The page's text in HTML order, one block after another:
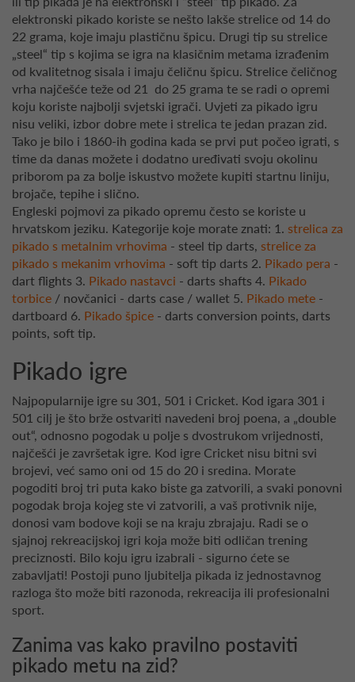
elektronski pikado koriste se nešto lakše strelice od 14 do
22 grama, koje imaju plastičnu špicu. Drugi tip su strelice
„steel“ tip s kojima se igra na klasičnim metama izrađenim
od kvalitetnog sisala i imaju čeličnu špicu. Strelice čeličnog
vrha najčešće teže od 21 do 25 grama te se radi o opremi
koju koriste najbolji svjetski igrači. Uvjeti za pikado igru
nisu veliki, izbor dobre mete i strelica te jedan prazan zid.
Tako je bilo i 1860-ih godina kada se prvi put počeo igrati, s
time da danas možete i dodatno uređivati svoju okolinu
priborom pa za bolje iskustvo možete kupiti startnu liniju,
brojače, tepihe i slično.
Engleski pojmovi za pikado opremu često se koriste u
hrvatskom jeziku. Kategorije koje morate znati: 1. strelica za
pikado s metalnim vrhovima - steel tip darts, strelice za
pikado s mekanim vrhovima - soft tip darts 2. Pikado pera -
dart flights 3. Pikado nastavci - darts shafts 4. Pikado
torbice / novčanici - darts case / wallet 5. Pikado mete -
dartboard 6. Pikado špice - darts conversion points, darts
points, soft tip.
Pikado igre
Najpopularnije igre su 301, 501 i Cricket. Kod igara 301 i
501 cilj je što brže ostvariti navedeni broj poena, a „double
out“, odnosno pogodak u polje s dvostrukom vrijednosti,
najčešći je završetak igre. Kod igre Cricket nisu bitni svi
brojevi, već samo oni od 15 do 20 i sredina. Morate
pogoditi broj tri puta kako biste ga zatvorili, a svaki ponovni
pogodak broja kojeg ste vi zatvorili, a vaš protivnik nije,
donosi vam bodove koji se na kraju zbrajaju. Radi se o
sjajnoj rekreacijskoj igri koja može biti odličan trening
preciznosti. Bilo koju igru izabrali - sigurno ćete se
zabavljati! Postoji puno ljubitelja pikada iz jednostavnog
razloga što može biti razonoda, rekreacija ili profesionalni
sport.
Zanima vas kako pravilno postaviti
pikado metu na zid?